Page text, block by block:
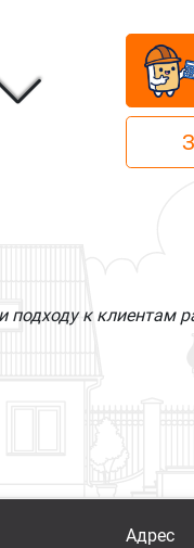
подходу к клиентам
Адрес